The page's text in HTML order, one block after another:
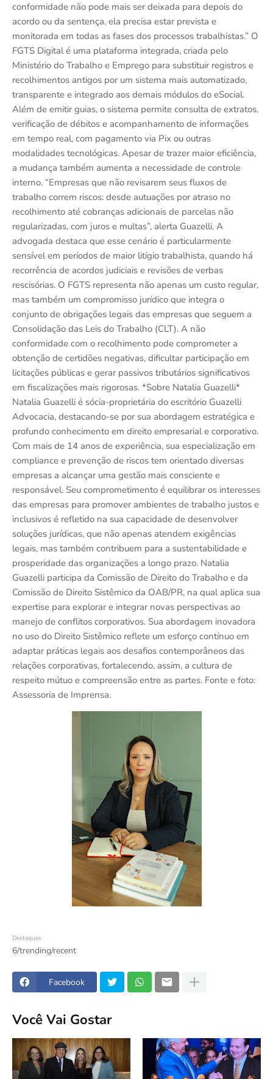
conformidade não pode mais ser deixada para depois do
acordo ou da sentença, ela precisa estar prevista e
monitorada em todas as fases dos processos trabalhistas.” O
FGTS Digital é uma plataforma integrada, criada pelo
Ministério do Trabalho e Emprego para substituir registros e
recolhimentos antigos por um sistema mais automatizado,
transparente e integrado aos demais módulos do eSocial.
Além de emitir guias, o sistema permite consulta de extratos,
verificação de débitos e acompanhamento de informações
em tempo real, com pagamento via Pix ou outras
modalidades tecnológicas. Apesar de trazer maior eficiência,
a mudança também aumenta a necessidade de controle
interno. “Empresas que não revisarem seus fluxos de
trabalho correm riscos: desde autuações por atraso no
recolhimento até cobranças adicionais de parcelas não
regularizadas, com juros e multas”, alerta Guazelli. A
advogada destaca que esse cenário é particularmente
sensível em períodos de maior litígio trabalhista, quando há
recorrência de acordos judiciais e revisões de verbas
rescisórias. O FGTS representa não apenas um custo regular,
mas também um compromisso jurídico que integra o
conjunto de obrigações legais das empresas que seguem a
Consolidação das Leis do Trabalho (CLT). A não
conformidade com o recolhimento pode comprometer a
obtenção de certidões negativas, dificultar participação em
licitações públicas e gerar passivos tributários significativos
em fiscalizações mais rigorosas. *Sobre Natalia Guazelli*
Natalia Guazelli é sócia-proprietária do escritório Guazelli
Advocacia, destacando-se por sua abordagem estratégica e
profundo conhecimento em direito empresarial e corporativo.
Com mais de 14 anos de experiência, sua especialização em
compliance e prevenção de riscos tem orientado diversas
empresas a alcançar uma gestão mais consciente e
responsável. Seu comprometimento é equilibrar os interesses
das empresas para promover ambientes de trabalho justos e
inclusivos é refletido na sua capacidade de desenvolver
soluções jurídicas, que não apenas atendem exigências
legais, mas também contribuem para a sustentabilidade e
prosperidade das organizações a longo prazo. Natalia
Guazelli participa da Comissão de Direito do Trabalho e da
Comissão de Direito Sistêmico da OAB/PR, na qual aplica sua
expertise para explorar e integrar novas perspectivas ao
manejo de conflitos corporativos. Sua abordagem inovadora
no uso do Direito Sistêmico reflete um esforço contínuo em
adaptar práticas legais aos desafios contemporâneos das
relações corporativas, fortalecendo, assim, a cultura de
respeito mútuo e compreensão entre as partes. Fonte e foto:
Assessoria de Imprensa.
Destaques
6/trending/recent
Facebook
Você Vai Gostar